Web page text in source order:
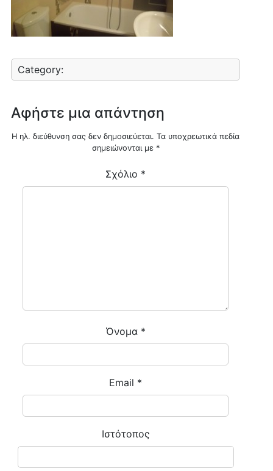
Category:
Αφήστε μια απάντηση
Η ηλ. διεύθυνση σας δεν δημοσιεύεται. Τα υποχρεωτικά πεδία
σημειώνονται με *
Σχόλιο *
Όνομα *
Email *
Ιστότοπος